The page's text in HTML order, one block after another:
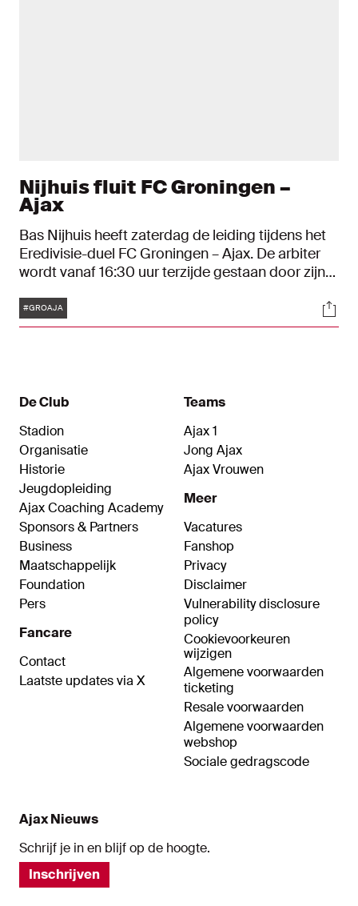
Nijhuis fluit FC Groningen –
Ajax
Bas Nijhuis heeft zaterdag de leiding tijdens het
Eredivisie-duel FC Groningen – Ajax. De arbiter
wordt vanaf 16:30 uur terzijde gestaan door zijn
Kleinjan. De vierde official in de Euroborg is
Robin Gansner. Ajax’ uitwedstrijd in Groningen is
Tags
#GROAJA
De Club
Stadion
Organisatie
Historie
Jeugdopleiding
Ajax Coaching Academy
Sponsors & Partners
Business
Maatschappelijk
Foundation
Pers
Fancare
Contact
Laatste updates via X
Teams
Ajax 1
Jong Ajax
Ajax Vrouwen
Meer
Vacatures
Fanshop
Privacy
Disclaimer
Vulnerability disclosure
policy
Cookievoorkeuren
wijzigen
Algemene voorwaarden
ticketing
Resale voorwaarden
Algemene voorwaarden
webshop
Sociale gedragscode
Ajax Nieuws
Schrijf je in en blijf op de hoogte.
Inschrijven